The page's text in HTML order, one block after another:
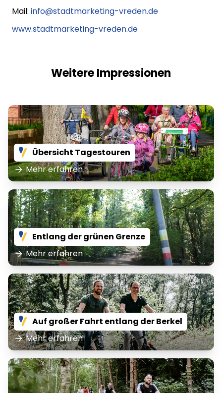
Mail: info@stadtmarketing-vreden.de
www.stadtmarketing-vreden.de
Weitere Impressionen
Übersicht Tagestouren
Mehr erfahren
Entlang der grünen Grenze
Mehr erfahren
Auf großer Fahrt entlang der Berkel
Mehr erfahren